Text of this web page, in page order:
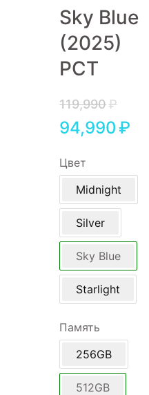
Sky Blue
(2025)
РСТ
119,990₽
94,990₽
Цвет
Midnight
Silver
Sky Blue
Starlight
Память
256GB
512GB